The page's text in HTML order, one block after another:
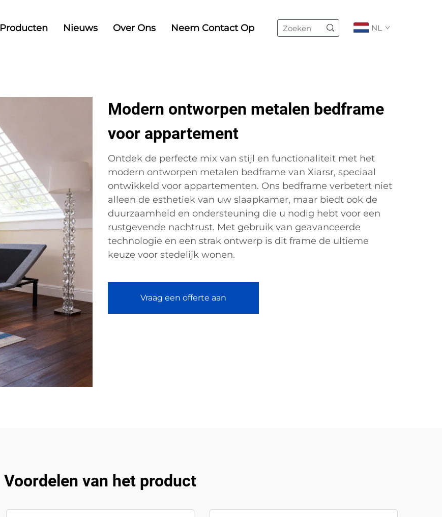
Producten Nieuws Over Ons Neem Contact Op NL
Modern ontworpen metalen bedframe
voor appartement
Ontdek de perfecte mix van stijl en functionaliteit met het
modern ontworpen metalen bedframe van Xiarsr, speciaal
ontwikkeld voor appartementen. Ons bedframe verbetert niet
alleen de esthetiek van uw slaapkamer, maar biedt ook de
duurzaamheid en ondersteuning die u nodig hebt voor een
rustgevende nachtrust. Met gebruik van geavanceerde
technologie en een strak ontwerp is dit frame de ultieme
keuze voor stedelijk wonen.
Vraag een offerte aan
Voordelen van het product